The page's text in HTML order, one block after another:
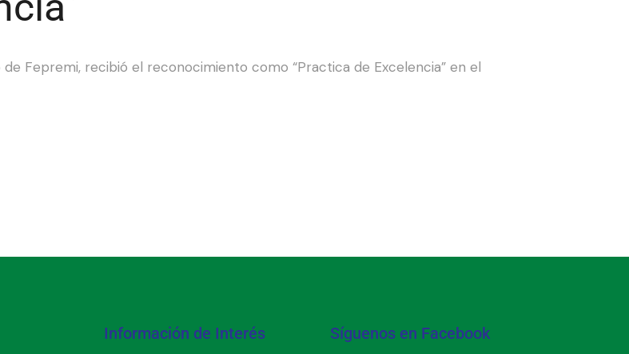
Fepremi, recibió el reconocimiento como “Practica de Excelencia” en el
Información de Interés Síguenos en Facebook